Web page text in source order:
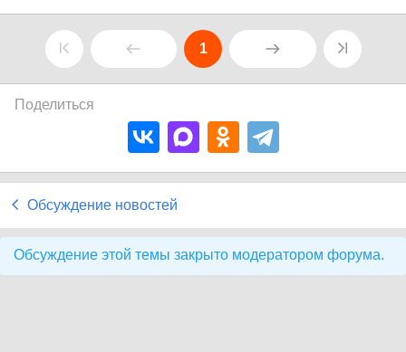
1
Поделиться
Обсуждение новостей
Обсуждение этой темы закрыто модератором форума.